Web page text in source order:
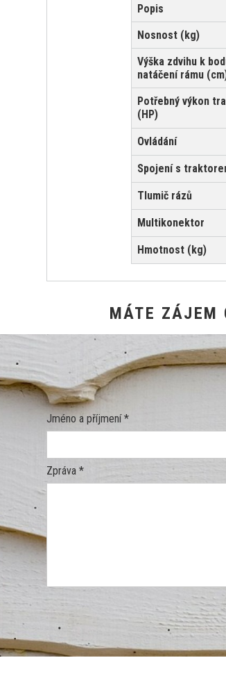
Popis
Nosnost (kg)
Výška zdvihu k
natáčení rámu
Potřebný výkon
(HP)
Ovládání
Spojení s
Tlumič rázů
Multikonektor
Hmotnost (kg)
MÁTE ZÁJEM
Jméno a příjmení *
Zpráva *